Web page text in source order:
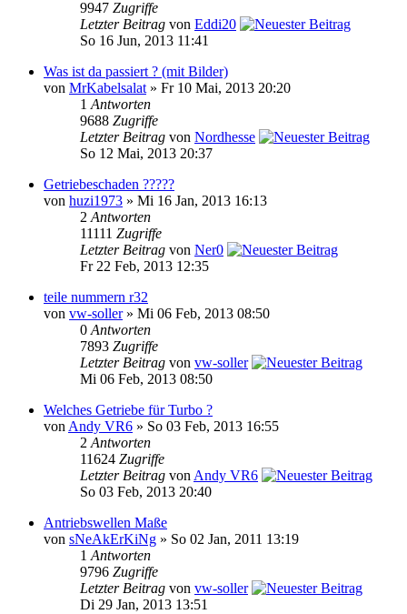
9947 Zugriffe
Letzter Beitrag von Eddi20
So 16 Jun, 2013 11:41
Was ist da passiert ? (mit Bilder)
von MrKabelsalat » Fr 10 Mai, 2013 20:20
1 Antworten
9688 Zugriffe
Letzter Beitrag von Nordhesse
So 12 Mai, 2013 20:37
Getriebeschaden ?????
von huzi1973 » Mi 16 Jan, 2013 16:13
2 Antworten
11111 Zugriffe
Letzter Beitrag von Ner0
Fr 22 Feb, 2013 12:35
teile nummern r32
von vw-soller» Mi 06 Feb, 2013 08:50
0 Antworten
7893 Zugriffe
Letzter Beitrag von vw-soller
Mi 06 Feb, 2013 08:50
Welches Getriebe für Turbo ?
von Andy VR6 » So 03 Feb, 2013 16:55
2 Antworten
11624 Zugriffe
Letzter Beitrag von Andy VR6
So 03 Feb, 2013 20:40
Antriebswellen Maße
von sNeAkErKiNg » So 02 Jan, 2011 13:19
1 Antworten
9796 Zugriffe
Letzter Beitrag von vw-soller
Di 29 Jan, 2013 13:51